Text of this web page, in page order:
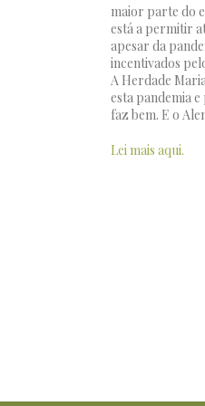
maior parte do
está a permitir
apesar da
incentivados
A Herdade
esta pandemia
faz bem. E o
Lei mais aqui.